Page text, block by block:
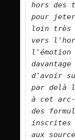
hors
pour
loin
vers
d'avoir
par delà
à cet
des
inscrites
aux